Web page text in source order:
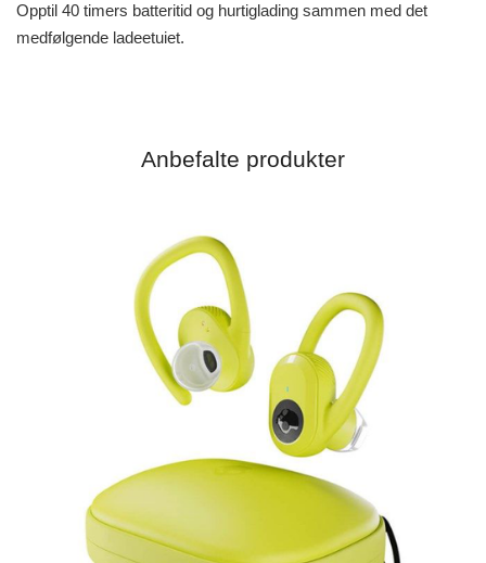
Opptil 40 timers batteritid og hurtiglading sammen med det
medfølgende ladeetuiet.
Anbefalte produkter